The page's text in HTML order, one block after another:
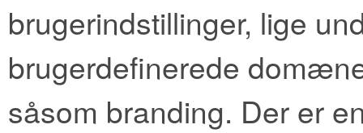
brugerindstillinger, lige
brugerdefinerede
såsom branding. Der er